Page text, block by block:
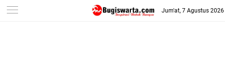
-->
Jum'at, 7 Agustus 2026